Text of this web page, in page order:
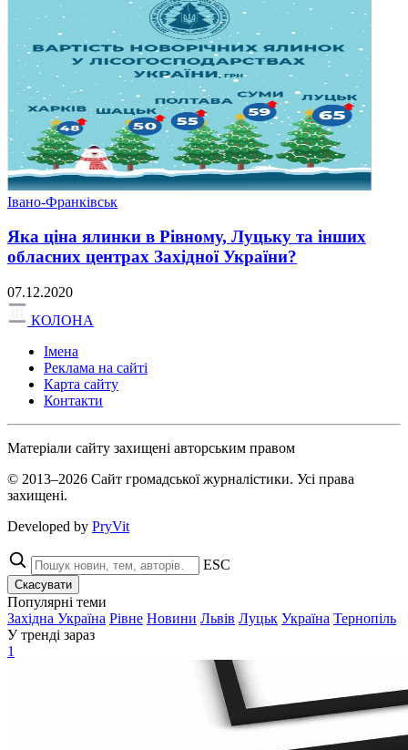
Івано-Франківськ
Яка ціна ялинки в Рівному, Луцьку та інших
обласних центрах Західної України?
07.12.2020
КОЛОНА
Імена
Реклама на сайті
Карта сайту
Контакти
Матеріали сайту захищені авторським правом
© 2013–2026 Сайт громадської журналістики. Усі права
захищені.
Developed by PryVit
ESC
Скасувати
Популярні теми
Західна Україна Рівне Новини Львів Луцьк Україна Тернопіль
У тренді зараз
1